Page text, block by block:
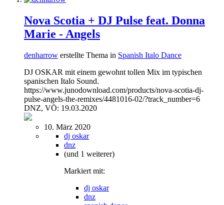
Nova Scotia + DJ Pulse feat. Donna
Marie - Angels
denharrow erstellte Thema in Spanish Italo Dance
DJ OSKAR mit einem gewohnt tollen Mix im typischen
spanischen Italo Sound.
https://www.junodownload.com/products/nova-scotia-dj-
pulse-angels-the-remixes/4481016-02/?track_number=6
DNZ, VÖ: 19.03.2020
10. März 2020
dj oskar
dnz
(und 1 weiterer)
Markiert mit:
dj oskar
dnz